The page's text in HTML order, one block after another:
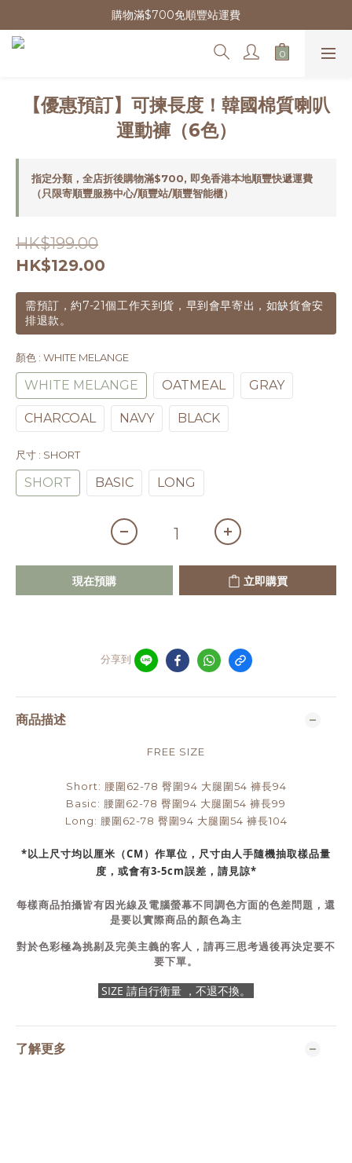
購物滿$700免順豐站運費
【優惠預訂】可揀長度！韓國棉質喇叭
運動褲（6色）
指定分類，全店折後購物滿$700, 即免香港本地順豐快遞運費
（只限寄順豐服務中心/順豐站/順豐智能櫃）
HK$199.00
HK$129.00
需預訂，約7-21個工作天到貨，早到會早寄出，如缺貨會安
排退款。
顏色 : WHITE MELANGE
WHITE MELANGE OATMEAL GRAY
CHARCOAL NAVY BLACK
尺寸 : SHORT
SHORT BASIC LONG
現在預購 立即購買
分享到
商品描述
FREE SIZE
Short: 腰圍62-78 臀圍94 大腿圍54 褲長94
Basic: 腰圍62-78 臀圍94 大腿圍54 褲長99
Long: 腰圍62-78 臀圍94 大腿圍54 褲長104
*以上尺寸均以厘米（CM）作單位，尺寸由人手隨機抽取樣品量
度，或會有3-5cm誤差，請見諒*
每樣商品拍攝皆有因光線及電腦螢幕不同調色方面的色差問題，還
是要以實際商品的顏色為主
對於色彩極為挑剔及完美主義的客人，請再三思考過後再決定要不
要下單。
SIZE 請自行衡量 ，不退不換。
了解更多